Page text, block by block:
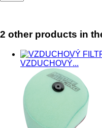
2 other products in
VZDUCHOVÝ...